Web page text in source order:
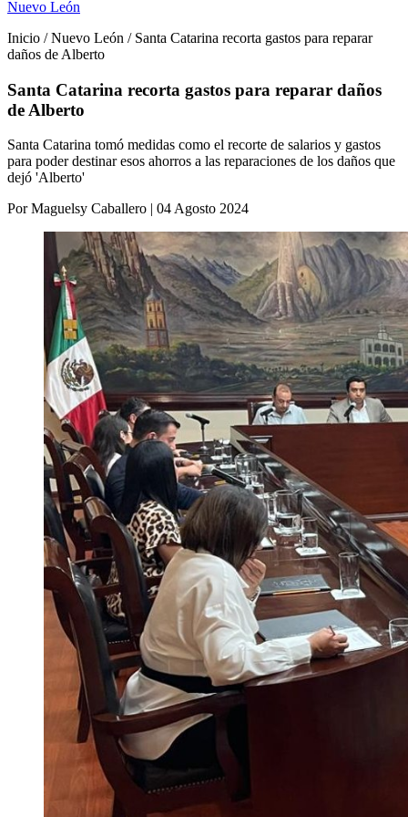
Nuevo León
Inicio / Nuevo León / Santa Catarina recorta gastos para reparar
daños de Alberto
Santa Catarina recorta gastos para reparar daños
de Alberto
Santa Catarina tomó medidas como el recorte de salarios y gastos
para poder destinar esos ahorros a las reparaciones de los daños que
dejó 'Alberto'
Por Maguelsy Caballero | 04 Agosto 2024